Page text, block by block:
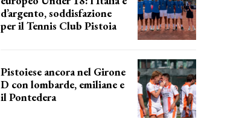
d’argento, soddisfazione
per il Tennis Club Pistoia
Pistoiese ancora nel Girone
D con lombarde, emiliane e
il Pontedera